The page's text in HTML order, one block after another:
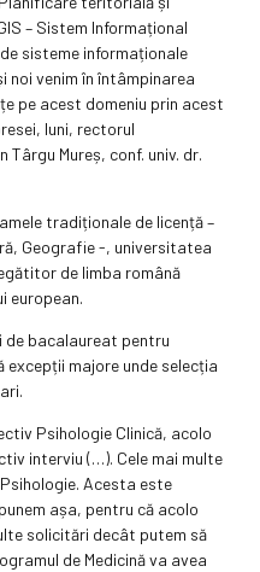
– Sistem Informațional
sisteme informaționale
noi venim în întâmpinarea
pe acest domeniu prin acest
luni, rectorul
Târgu Mureș, conf. univ. dr.
tradiționale de licență –
Geografie -, universitatea
de limba română
european.
de bacalaureat pentru
majore unde selecția
Psihologie Clinică, acolo
interviu (…). Cele mai multe
Acesta este
așa, pentru că acolo
solicitări decât putem să
de Medicină va avea